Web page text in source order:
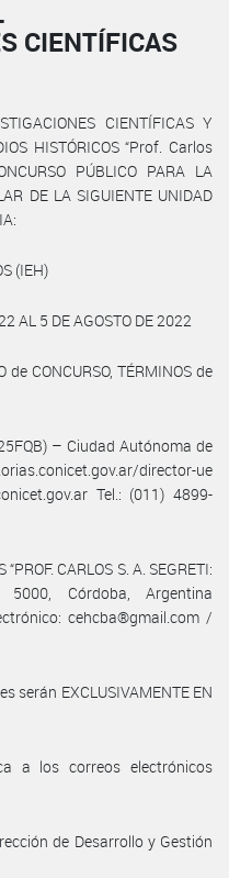
CIENTÍFICAS
CIENTÍFICAS Y
HISTÓRICOS “Prof. Carlos
PÚBLICO PARA LA
DE LA SIGUIENTE UNIDAD
(IEH)
AL 5 DE AGOSTO DE 2022
de CONCURSO, TÉRMINOS de
– Ciudad Autónoma de
director-ue
Tel.: (011) 4899-
CARLOS S. A. SEGRETI:
Córdoba, Argentina
cehcba®gmail.com /
serán EXCLUSIVAMENTE EN
a los correos electrónicos
de Desarrollo y Gestión